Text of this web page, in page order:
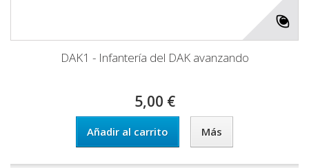
DAK1 - Infantería del DAK avanzando
5,00 €
Añadir al carrito Más